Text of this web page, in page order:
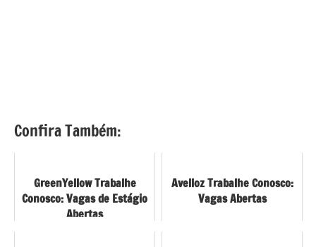
Confira Também:
GreenYellow Trabalhe
Conosco: Vagas de Estágio
Abertas
Avelloz Trabalhe Conosco:
Vagas Abertas